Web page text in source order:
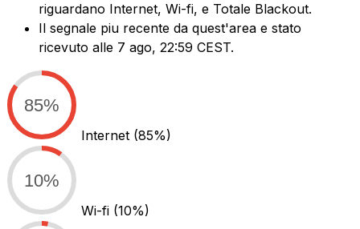
riguardano Internet, Wi-fi, e Totale Blackout.
Il segnale piu recente da quest'area e stato
ricevuto alle 7 ago, 22:59 CEST.
85%
Internet (85%)
10%
Wi-fi (10%)